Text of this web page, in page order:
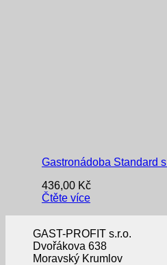
Gastronádoba Standard
436,00 Kč
Čtěte více
GAST-PROFIT s.r.o.
Dvořákova 638
Moravský Krumlov